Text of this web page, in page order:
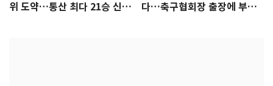
위 도약…통산 최다 21승 신기
다…축구협회장 출장에 부인